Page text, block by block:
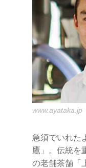
www.ayataka.jp
急須でいれた
鷹」。伝統を
の老舗茶舗「